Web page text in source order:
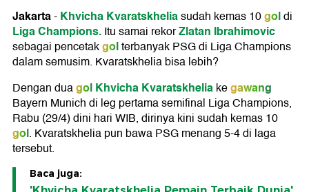
Jakarta-Khvicha Kvaratskheliasudah kemas 10goldi
Liga Champions.Itu samai rekorZlatan Ibrahimovic
sebagai pencetakgolterbanyak PSG di Liga Champions
dalam semusim. Kvaratskhelia bisa lebih?
Dengan duagolKhvicha Kvaratskheliakegawang
Bayern Munich di leg pertama semifinal Liga Champions,
Rabu (29/4) dini hari WIB, dirinya kini sudah kemas 10
gol. Kvaratskhelia pun bawa PSG menang 5-4 di laga
tersebut.
Baca juga: